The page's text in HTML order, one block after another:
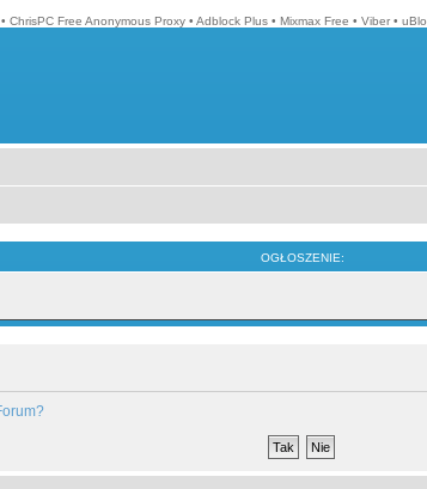
• ChrisPC Free Anonymous Proxy • Adblock Plus • Mixmax Free • Viber •
OGŁOSZENIE: